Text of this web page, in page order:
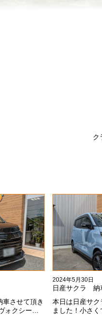
ク
させて頂き
ォクシーに
2024年5月30日
日産サクラ 納
本日は日産サク
ました！小さく